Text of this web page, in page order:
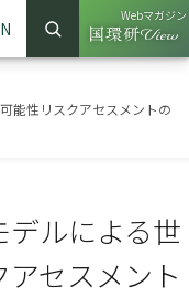
サイト内検索
検索
Webマガジン
（別ウイ
能性リスクアセスメントの
ルによる世
セスメント